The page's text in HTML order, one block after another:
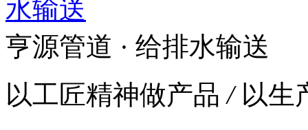
水输送
亨源管道 · 给排水输送
以工匠精神做产品/以生